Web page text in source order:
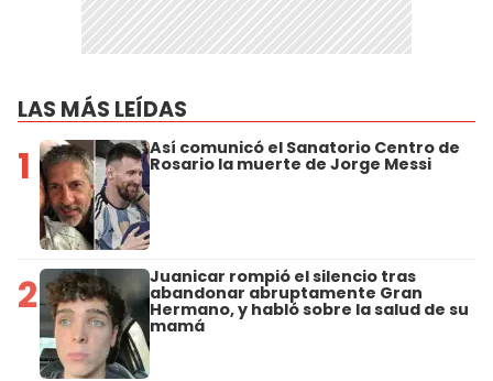
LAS MÁS LEÍDAS
1 Así comunicó el Sanatorio Centro de
Rosario la muerte de Jorge Messi
2 Juanicar rompió el silencio tras
abandonar abruptamente Gran
Hermano, y habló sobre la salud de su
mamá